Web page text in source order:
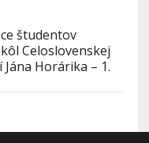
študentov
Celoslovenskej
Jána Horárika – 1.